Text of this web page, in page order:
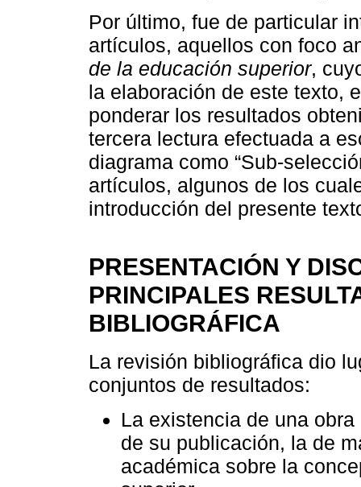
Por último, fue de particular
artículos, aquellos con foco
de la educación superior,
la elaboración de este texto,
ponderar los resultados
tercera lectura efectuada a
diagrama como “Sub-
artículos, algunos de los
introducción del presente
PRESENTACIÓN Y
PRINCIPALES
BIBLIOGRÁFICA
La revisión bibliográfica dio
conjuntos de resultados:
La existencia de una
de su publicación, la de
académica sobre la